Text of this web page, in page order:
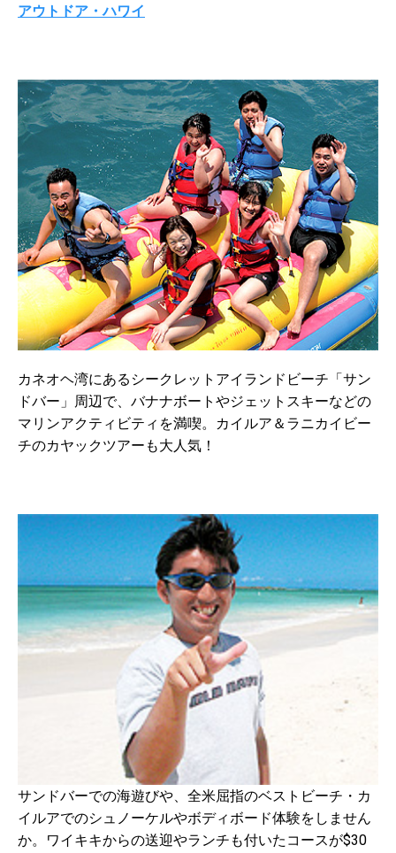
アウトドア・ハワイ
カネオヘ湾にあるシークレットアイランドビーチ「サン
ドバー」周辺で、バナナボートやジェットスキーなどの
マリンアクティビティを満喫。カイルア＆ラニカイビー
チのカヤックツアーも大人気！
サンドバーでの海遊びや、全米屈指のベストビーチ・カ
イルアでのシュノーケルやボディボード体験をしません
か。ワイキキからの送迎やランチも付いたコースが$30